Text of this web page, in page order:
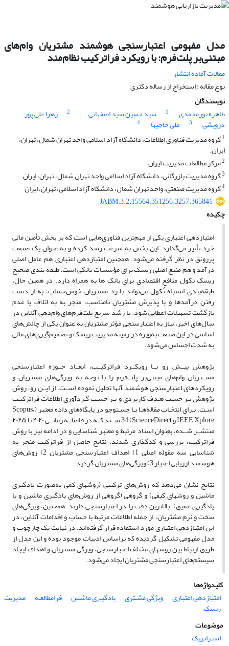
مدل مفهومی اعتبارسنجی هوشمند مشتریان وام‌های
مبتنی‌بر پلت‌فرم: با رویکرد فراترکیب نظام‌مند
مقالات آماده انتشار
نوع مقاله : استخراج از رساله دکتری
نویسندگان
طاهره نورمحمدی
1 سید حسین سید اصفهانی 2 زهرا علی پور
درویشی 3 علی حاجیها
4
1گروه مدیریت فناورى اطلاعات، دانشگاه آزاد اسلامى واحد تهران شمال، تهران،
ایران.
2مرکز مطالعات مدیریت ایران
3گروه مدیریت بازرگانی، دانشگاه آزاد اسلامى واحد تهران شمال، تهران، ایران.
4گروه مدیریت صنعتی، واحد تهران شمال، دانشگاه آزاد اسلامی، تهران، ایران
JABM.3.2.15564.351256.3257.365841
چکیده
امتیازدهی اعتباری یکی از مهم‌ترین فناوری‌هایی است که بر بخش تأمین مالی
خرد تأثیر می‌گذارد. این بخش به سرعت رشد کرده و به عنوان یک صنعت
پررونق در نظر گرفته می‌شود. همچنین امتیازدهی اعتباری هم عامل اصلی
درآمد و هم منبع اصلی ریسک برای مؤسسات بانکی است. طبقه بندی صحیح
ریسک نکول منافع اقتصادی برای بانک ها به همراه دارد. در همین حال،
طبقه‌بندی اشتباه نُکول می‌تواند با رد مشتریان خوش‌حساب، به از دست
رفتن درآمدها و با پذیرش مشتریان نامناسب، منجر به به اتلاف یا عدم
بازگشت تسهیلات اعطایی ‌شود. با رشد سریع پلت‌فرم‌های وام‌دهی آنلاین در
سال‌های اخیر، نیاز به اعتبارسنجی مؤثر مشتریان به عنوان یکی از چالش‌های
اساسی در این صنعت به‌ویژه در زمینه مدیریت ریسک و تصمیم‌گیری‌های مالی
به شدت احساس می‌شود.
پژوهش پیــش رو بــا رویکــرد فراترکیــب، ابعــاد حــوزه اعتبارسنجی
مشــتریان وام‌های مبتنی‌بر پلت‌فرم را با توجه به ویژگی‎‌های مشتریان و
رویکردهای اعتبارسنجی هوشمند آنها تحلیل نموده اســت. از ایــن رو، روش
پژوهش بـر حسـب هـدف کاربردی و بـر حسـب گـردآوری اطلاعات فراترکیـب
اسـت. بـرای انتخـاب مقاله‌هـا بـا جسـتوجو در پایگاه‌های داده معتبر (Scopus،
IEEE Xplore و ScienceDirect) 34 ســند کــه در فاصلــه زمانــی ۲۰۲۰ تا ۲۰۲۵
منتشــر شــده، بعنوان اسناد مرتبط و معتبر شناسایی و در ادامه نیز با روش
فراترکیب، بررسی و کدگذاری شدند. نتایج حاصل از فراترکیب منجر به
شناسایی سه مقوله اصلی 1) اهداف اعتبارسنجی مشتریان 2) روش‌های
هوشمند ارزیابی اعتبار 3) ویژگی‌های مشتریان گردید.
نتایج نشان می‌دهد که روش‌های ترکیبی (روشهای کمی به‌صورت یادگیری
ماشین و روشهای کیفی) و گروهی (گروهی از روش‌های یادگیری ماشین و یا
یادگیری عمیق)، بالاترین دقت را در اعتبارسنجی دارند. همچنین، ویژگی‌های
سخت و نرم مشتریان، از جمله اطلاعات مرتبط با حساب و اقدامات آنلاین، در
این امتیازدهی اعتباری مورد استفاده قرار گرفته‌اند. در نهایت یک چارچوب و
مدل مفهومی تشکیل گردیده که براساس ادبیات موجود بوده و این مدل از
طریق ارتباط بین روشهای مختلف اعتبارسنجی، ویژگی مشتریان و اهداف ایجاد
سیستم‌های اعتبارسنجی مشتریان ایجاد می‌شود.
کلیدواژه‌ها
امتیازدهی اعتباری
ویژگی مشـتری یادگیـری ماشـین فرامطالعـه مدیریت
ریسک
موضوعات
استراتژیک